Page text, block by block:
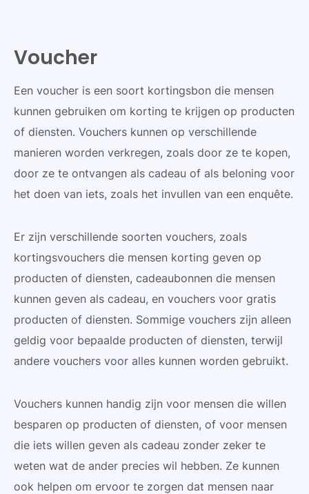
Voucher
Een voucher is een soort kortingsbon die mensen
kunnen gebruiken om korting te krijgen op producten
of diensten. Vouchers kunnen op verschillende
manieren worden verkregen, zoals door ze te kopen,
door ze te ontvangen als cadeau of als beloning voor
het doen van iets, zoals het invullen van een enquête.
Er zijn verschillende soorten vouchers, zoals
kortingsvouchers die mensen korting geven op
producten of diensten, cadeaubonnen die mensen
kunnen geven als cadeau, en vouchers voor gratis
producten of diensten. Sommige vouchers zijn alleen
geldig voor bepaalde producten of diensten, terwijl
andere vouchers voor alles kunnen worden gebruikt.
Vouchers kunnen handig zijn voor mensen die willen
besparen op producten of diensten, of voor mensen
die iets willen geven als cadeau zonder zeker te
weten wat de ander precies wil hebben. Ze kunnen
ook helpen om ervoor te zorgen dat mensen naar